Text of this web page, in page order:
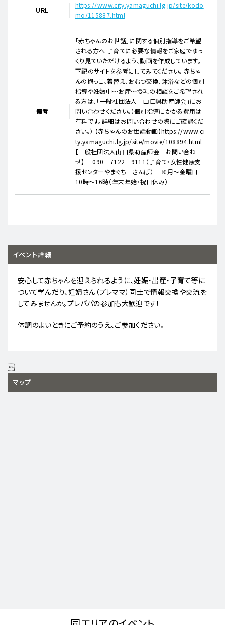
URL
https://www.city.yamaguchi.lg.jp/site/kodo
mo/115887.html
備考
「赤ちゃんのお世話」に関する個別指導をご希望
される方へ 子育てに必要な情報をご家庭でゆっ
くり見ていただけるよう、動画を作成しています。
下記のサイトを参考にしてみてください。 赤ちゃ
んの抱っこ、着替え、おむつ交換、沐浴などの個別
指導や妊娠中～お産～授乳の相談をご希望され
る方は、「一般社団法人 山口県助産師会」にお
問い合わせください。（個別指導にかかる費用は
有料です。詳細はお問い合わせの際にご確認くだ
さい。） 【赤ちゃんのお世話動画】https://www.ci
ty.yamaguchi.lg.jp/site/movie/108894.html
【一般社団法人山口県助産師会 お問い合わ
せ】 090－7122－9111（子育て・女性健康支
援センターやまぐち さんば） ※月～金曜日
10時～16時（年末年始・祝日休み）
イベント詳細
安心して赤ちゃんを迎えられるように、妊娠・出産・子育て等に
ついて学んだり、妊婦さん（プレママ）同士で情報交換や交流を
してみませんか。プレパパの参加も大歓迎です！
体調のよいときにご予約のうえ、ご参加ください。

マップ